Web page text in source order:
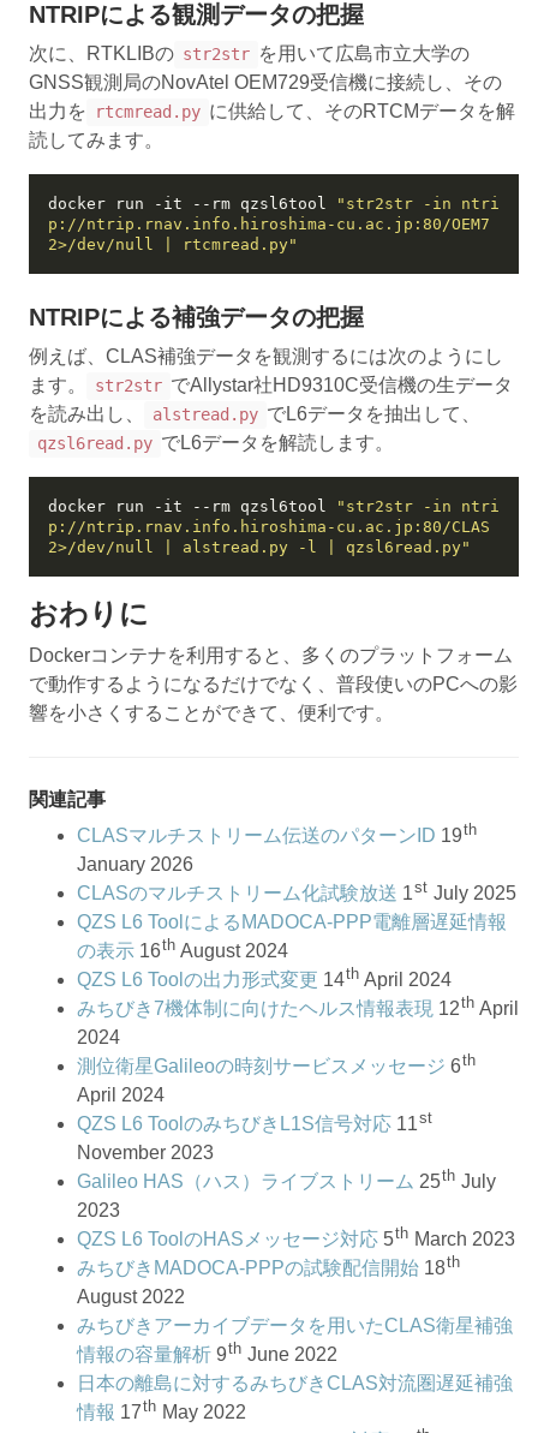
NTRIPによる観測データの把握
次に、RTKLIBの str2str を用いて広島市立大学の
GNSS観測局のNovAtel OEM729受信機に接続し、その
出力を
rtcmread.py に供給して、そのRTCMデータを解
読してみます。
docker run -it --rm qzsl6tool
"str2str -in ntri
p://ntrip.rnav.info.hiroshima-cu.ac.jp:80/OEM7
2>/dev/null | rtcmread.py"
NTRIPによる補強データの把握
例えば、CLAS補強データを観測するには次のようにし
ます。
str2str でAllystar社HD9310C受信機の生データ
を読み出し、
alstread.py でL6データを抽出して、
qzsl6read.py でL6データを解読します。
docker run -it --rm qzsl6tool
"str2str -in ntri
p://ntrip.rnav.info.hiroshima-cu.ac.jp:80/CLAS
2>/dev/null | alstread.py -l | qzsl6read.py"
おわりに
Dockerコンテナを利用すると、多くのプラットフォーム
で動作するようになるだけでなく、普段使いのPCへの影
響を小さくすることができて、便利です。
関連記事
CLASマルチストリーム伝送のパターンID 19th
January 2026
CLASのマルチストリーム化試験放送 1st July 2025
QZS L6 ToolによるMADOCA-PPP電離層遅延情報
の表示 16th August 2024
QZS L6 Toolの出力形式変更 14th April 2024
みちびき7機体制に向けたヘルス情報表現 12th April
2024
測位衛星Galileoの時刻サービスメッセージ 6th
April 2024
QZS L6 ToolのみちびきL1S信号対応 11st
November 2023
Galileo HAS（ハス）ライブストリーム 25th July
2023
QZS L6 ToolのHASメッセージ対応 5th March 2023
みちびきMADOCA-PPPの試験配信開始 18th
August 2022
みちびきアーカイブデータを用いたCLAS衛星補強
情報の容量解析 9th June 2022
日本の離島に対するみちびきCLAS対流圏遅延補強
情報 17th May 2022